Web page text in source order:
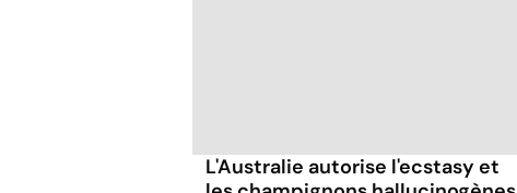
L'Australie autorise l'ecstasy et